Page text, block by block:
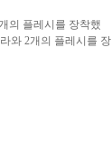
의 플레시를 장착했
와 2개의 플레시를 장